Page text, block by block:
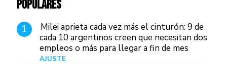
POPULARES
1
Milei aprieta cada vez más el cinturón: 9 de
cada 10 argentinos creen que necesitan dos
empleos o más para llegar a fin de mes
AJUSTE